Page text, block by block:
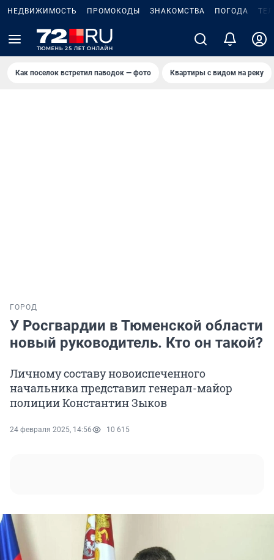
НЕДВИЖИМОСТЬ ПРОМОКОДЫ ЗНАКОМСТВА ПОГОДА
Как поселок встретил паводок — фото Квартиры с видом на реку
ГОРОД
У Росгвардии в Тюменской области
новый руководитель. Кто он такой?
Личному составу новоиспеченного
начальника представил генерал-майор
полиции Константин Зыков
24 февраля 2025, 14:56 10 615